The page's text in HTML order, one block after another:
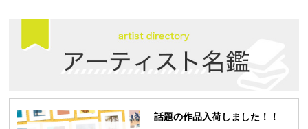
話題の作品入荷しました！！